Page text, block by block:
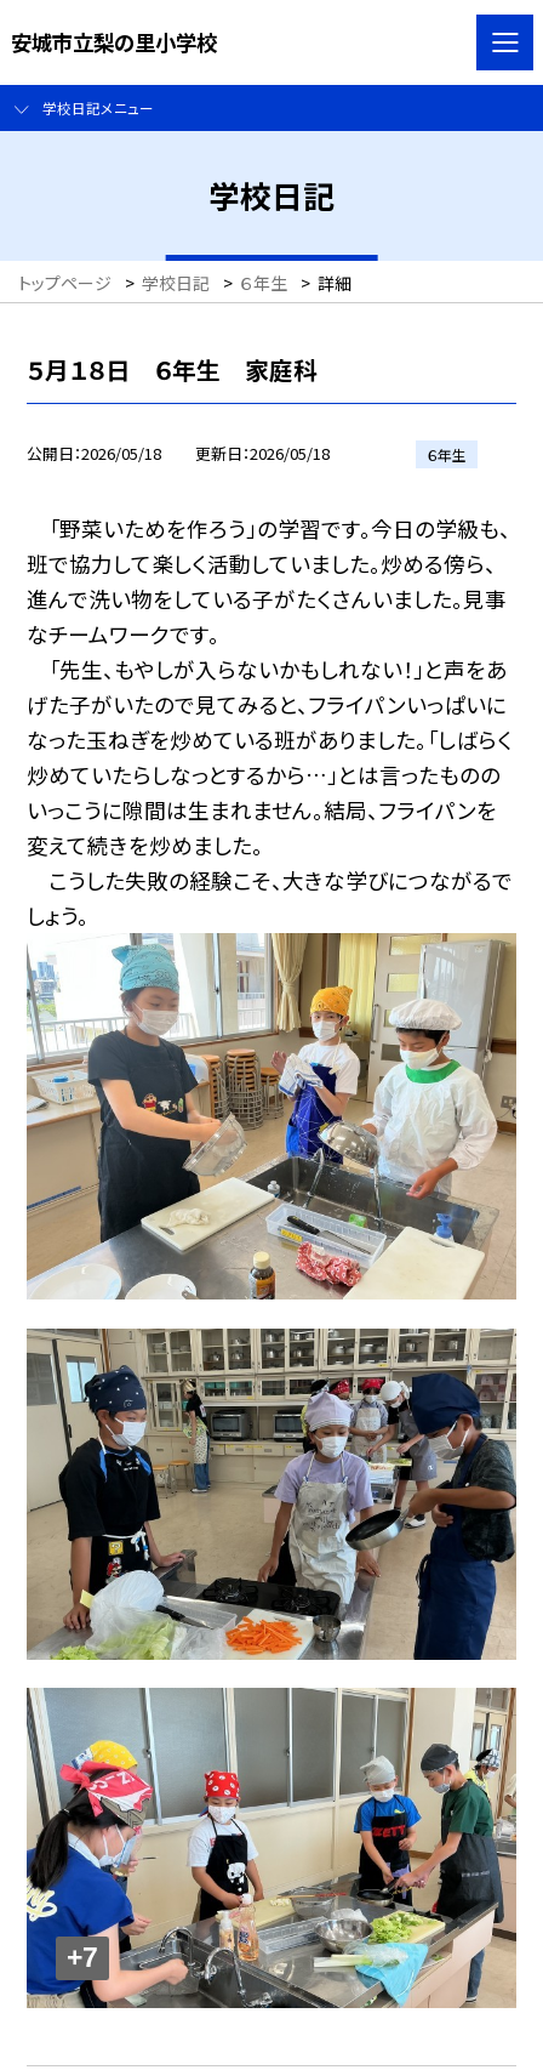
安城市立梨の里小学校
学校日記メニュー
学校日記
トップページ > 学校日記 > ６年生 > 詳細
５月１８日 ６年生 家庭科
公開日 2026/05/18 更新日 2026/05/18 ６年生
「野菜いためを作ろう」の学習です。今日の学級も、
班で協力して楽しく活動していました。炒める傍ら、
進んで洗い物をしている子がたくさんいました。見事
なチームワークです。
「先生、もやしが入らないかもしれない！」と声をあ
げた子がいたので見てみると、フライパンいっぱいに
なった玉ねぎを炒めている班がありました。「しばらく
炒めていたらしなっとするから…」とは言ったものの
いっこうに隙間は生まれません。結局、フライパンを
変えて続きを炒めました。
こうした失敗の経験こそ、大きな学びにつながるで
しょう。
+7